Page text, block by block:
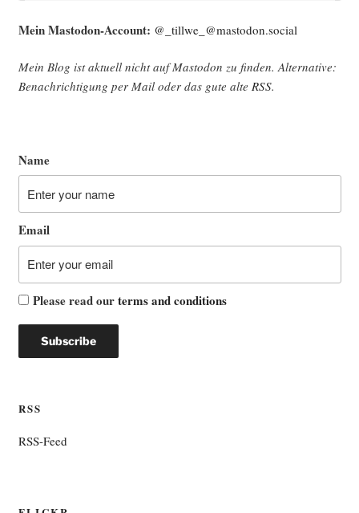
Mein Mast­o­don-Account: @_tillwe_@mastodon.social
Mein Blog ist aktu­ell nicht auf Mast­o­don zu fin­den. Alter­na­ti­ve:
Benach­rich­ti­gung per Mail oder das gute alte RSS.
Name
Email
Please read ourterms and conditions
RSS
RSS-Feed